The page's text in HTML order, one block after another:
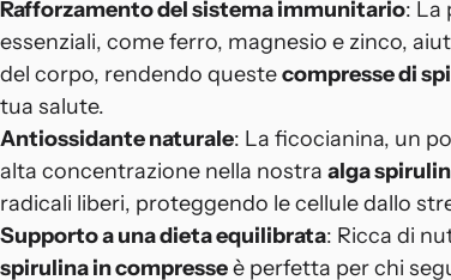
Rafforzamento del sistema immunitario: La
essenziali, come ferro, magnesio e zinco,
del corpo, rendendo questecompresse di
tua salute.
Antiossidante naturale: La ficocianina, un
alta concentrazione nella nostra alga
radicali liberi, proteggendo le cellule dallo
Supporto a una dieta equilibrata: Ricca di
spirulina in compresseè perfetta per chi